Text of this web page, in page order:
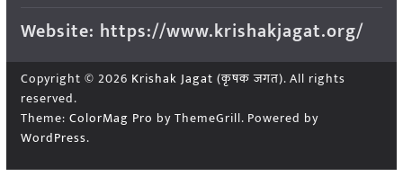
Website: https://www.krishakjagat.org/
Copyright © 2026 Krishak Jagat (कृषक जगत). All rights
reserved.
Theme: ColorMag Pro by ThemeGrill. Powered by
WordPress.